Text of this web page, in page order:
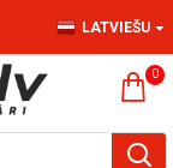
LATVIEŠU
0